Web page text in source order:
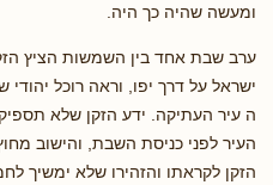
ומעשה שהיה כך היה.
ערב שבת אחד בין השמשות הציץ
ישראל על דרך יפו, וראה רוכל
ה עיר העתיקה. ידע הזקן שלא
העיר לפני כניסת השבת, והישוב
הזקן לקראתו והזהירו שלא ימשיך